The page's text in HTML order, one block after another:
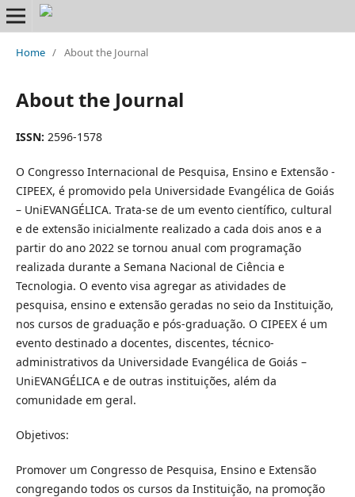
Home / About the Journal
About the Journal
ISSN: 2596-1578
O Congresso Internacional de Pesquisa, Ensino e Extensão -
CIPEEX, é promovido pela Universidade Evangélica de Goiás
– UniEVANGÉLICA. Trata-se de um evento científico, cultural
e de extensão inicialmente realizado a cada dois anos e a
partir do ano 2022 se tornou anual com programação
realizada durante a Semana Nacional de Ciência e
Tecnologia. O evento visa agregar as atividades de
pesquisa, ensino e extensão geradas no seio da Instituição,
nos cursos de graduação e pós-graduação. O CIPEEX é um
evento destinado a docentes, discentes, técnico-
administrativos da Universidade Evangélica de Goiás –
UniEVANGÉLICA e de outras instituições, além da
comunidade em geral.
Objetivos:
Promover um Congresso de Pesquisa, Ensino e Extensão
congregando todos os cursos da Instituição, na promoção